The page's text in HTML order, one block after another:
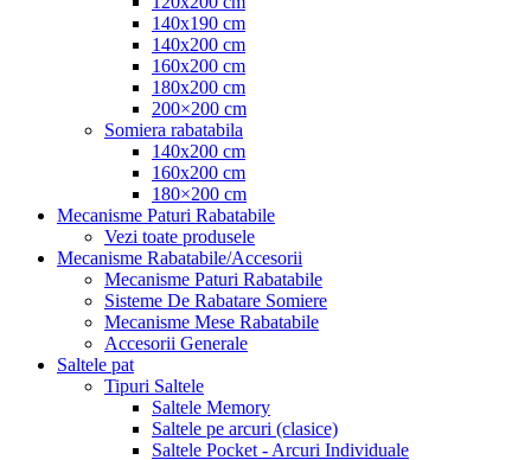
140x190 cm
140x200 cm
160x200 cm
180x200 cm
200×200 cm
Somiera rabatabila
140x200 cm
160x200 cm
180×200 cm
Mecanisme Paturi Rabatabile
Vezi toate produsele
Mecanisme Rabatabile/Accesorii
Mecanisme Paturi Rabatabile
Sisteme De Rabatare Somiere
Mecanisme Mese Rabatabile
Accesorii Generale
Saltele pat
Tipuri Saltele
Saltele Memory
Saltele pe arcuri (clasice)
Saltele Pocket - Arcuri Individuale